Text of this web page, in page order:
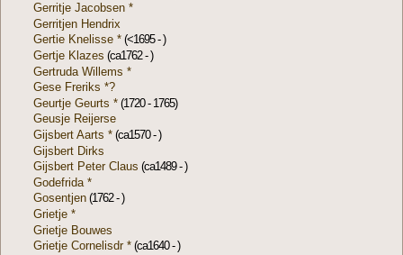
Gerritje Jacobsen *
Gerritjen Hendrix
Gertie Knelisse * (<1695 - )
Gertje Klazes (ca1762 - )
Gertruda Willems *
Gese Freriks *?
Geurtje Geurts * (1720 - 1765)
Geusje Reijerse
Gijsbert Aarts * (ca1570 - )
Gijsbert Dirks
Gijsbert Peter Claus (ca1489 - )
Godefrida *
Gosentjen (1762 - )
Grietje *
Grietje Bouwes
Grietje Cornelisdr * (ca1640 - )